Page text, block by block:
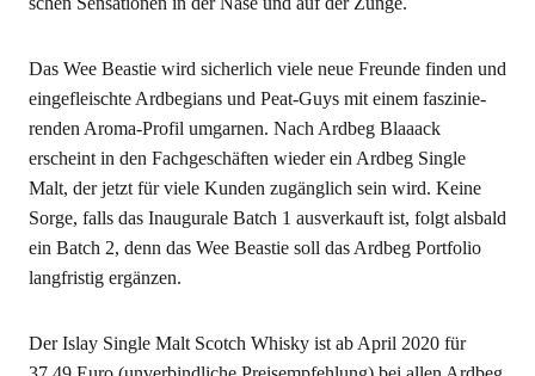
Das Wee Beas­tie wird sicher­lich vie­le neue Freun­de fin­den und
ein­ge­fleisch­te Ard­be­gi­ans und Peat-Guys mit einem fas­zi­nie­
ren­den Aro­ma-Pro­fil umgar­nen. Nach Ard­beg Blaaack
erscheint in den Fach­ge­schäf­ten wie­der ein Ard­beg Sin­gle
Malt, der jetzt für vie­le Kun­den zugäng­lich sein wird. Kei­ne
Sor­ge, falls das Inau­gu­ra­le Batch 1 aus­ver­kauft ist, folgt als­bald
ein Batch 2, denn das Wee Beas­tie soll das Ard­beg Port­fo­lio
lang­fris­tig ergänzen.
Der Islay Sin­gle Malt Scotch Whis­ky ist ab April 2020 für